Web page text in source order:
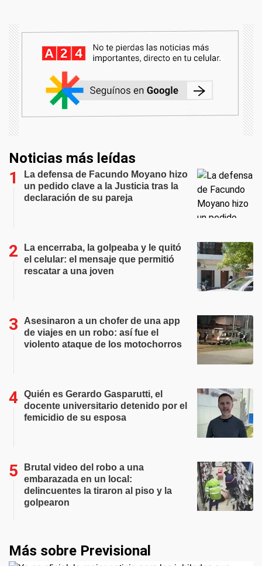
Noticias más leídas
La defensa de Facundo Moyano hizo
un pedido clave a la Justicia tras la
declaración de su pareja
La encerraba, la golpeaba y le quitó
el celular: el mensaje que permitió
rescatar a una joven
Asesinaron a un chofer de una app
de viajes en un robo: así fue el
violento ataque de los motochorros
Quién es Gerardo Gasparutti, el
docente universitario detenido por el
femicidio de su esposa
Brutal video del robo a una
embarazada en un local:
delincuentes la tiraron al piso y la
golpearon
Más sobre Previsional